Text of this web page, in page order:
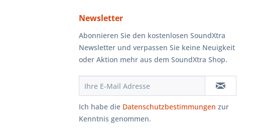
Newsletter
Abonnieren Sie den kostenlosen SoundXtra
Newsletter und verpassen Sie keine Neuigkeit
oder Aktion mehr aus dem SoundXtra Shop.
Ich habe die Datenschutzbestimmungen zur
Kenntnis genommen.